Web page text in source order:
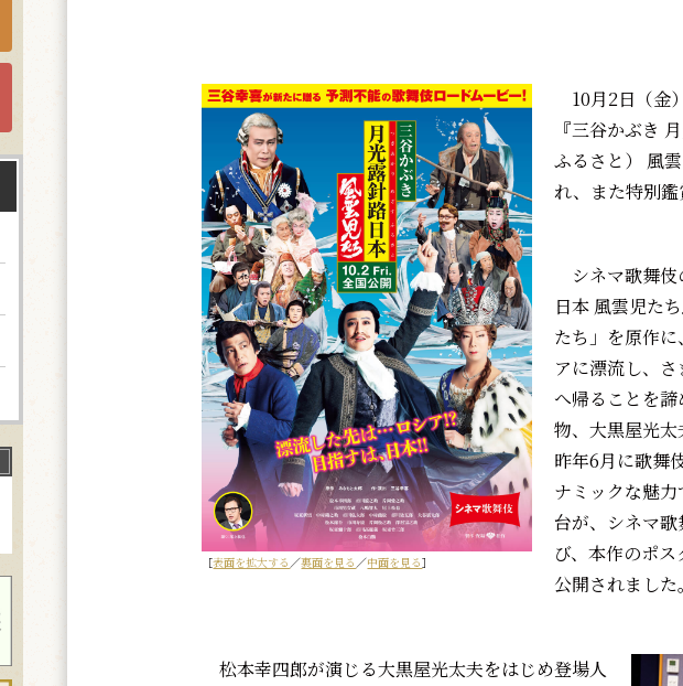
［表面を拡大する ／裏面を見る ／中面を見る］
10月2日（金
『三谷かぶき
ふるさと） 風
れ、また特別
シネマ歌舞伎
日本 風雲児た
たち」を原作
アに漂流し、
へ帰ることを
物、大黒屋光
昨年6月に歌舞
ナミックな魅
台が、シネマ
び、本作のポ
公開されました
松本幸四郎が演じる大黒屋光太夫をはじめ登場人